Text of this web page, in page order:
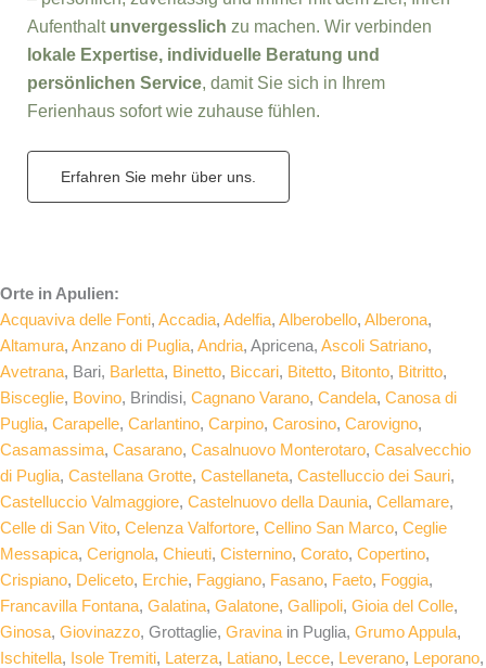
Aufenthalt unvergesslich zu machen. Wir verbinden
lokale Expertise, individuelle Beratung und
persönlichen Service, damit Sie sich in Ihrem
Ferienhaus sofort wie zuhause fühlen.
Erfahren Sie mehr über uns.
Orte in Apulien:
Acquaviva delle Fonti, Accadia, Adelfia, Alberobello, Alberona,
Altamura, Anzano di Puglia, Andria, Apricena, Ascoli Satriano,
Avetrana, Bari, Barletta, Binetto, Biccari, Bitetto, Bitonto, Bitritto,
Bisceglie, Bovino, Brindisi, Cagnano Varano, Candela, Canosa di
Puglia, Carapelle, Carlantino, Carpino, Carosino, Carovigno,
Casamassima, Casarano, Casalnuovo Monterotaro, Casalvecchio
di Puglia, Castellana Grotte, Castellaneta, Castelluccio dei Sauri,
Castelluccio Valmaggiore, Castelnuovo della Daunia, Cellamare,
Celle di San Vito, Celenza Valfortore, Cellino San Marco, Ceglie
Messapica, Cerignola, Chieuti, Cisternino, Corato, Copertino,
Crispiano, Deliceto, Erchie, Faggiano, Fasano, Faeto, Foggia,
Francavilla Fontana, Galatina, Galatone, Gallipoli, Gioia del Colle,
Ginosa, Giovinazzo, Grottaglie, Gravina in Puglia, Grumo Appula,
Ischitella, Isole Tremiti, Laterza, Latiano, Lecce, Leverano, Leporano,